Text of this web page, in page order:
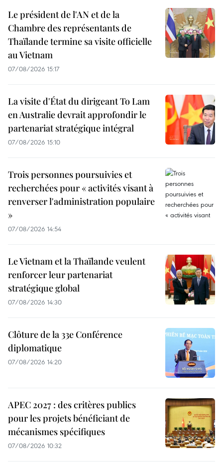
Le président de l'AN et de la
Chambre des représentants de
Thaïlande termine sa visite officielle
au Vietnam
07/08/2026 15:17
La visite d'État du dirigeant To Lam
en Australie devrait approfondir le
partenariat stratégique intégral
07/08/2026 15:10
Trois personnes poursuivies et
recherchées pour « activités visant à
renverser l'administration populaire
»
07/08/2026 14:54
Le Vietnam et la Thaïlande veulent
renforcer leur partenariat
stratégique global
07/08/2026 14:30
Clôture de la 33e Conférence
diplomatique
07/08/2026 14:20
APEC 2027 : des critères publics
pour les projets bénéficiant de
mécanismes spécifiques
07/08/2026 10:32